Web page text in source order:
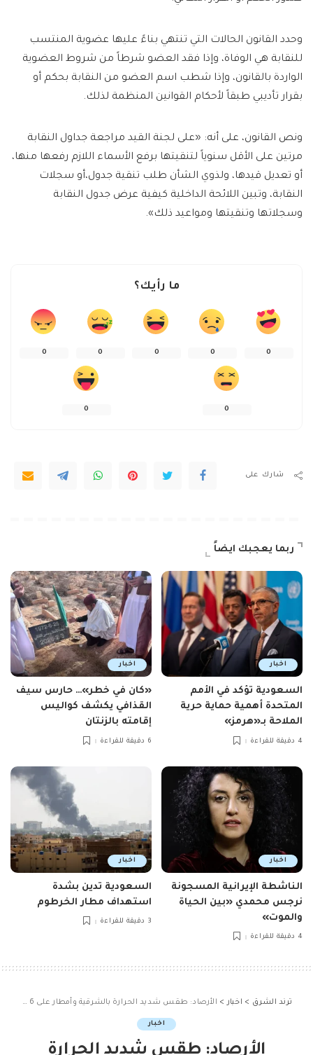
وحدد القانون الحالات التي تنتهي بناءً عليها عضوية المنتسب
للنقابة هي الوفاة، وإذا فقد العضو شرطاً من شروط العضوية
الواردة بالقانون، وإذا شطب اسم العضو من النقابة بحكم أو
بقرار تأديبي طبقاً لأحكام القوانين المنظمة لذلك.
ونص القانون، على أنه: «على لجنة القيد مراجعة جداول النقابة
مرتين على الأقل سنوياً لتنقيتها برفع الأسماء اللازم رفعها منها،
أو تعديل قيدها، ولذوي الشأن طلب تنقية جدول،أو سجلات
النقابة، وتبين اللائحة الداخلية كيفية عرض جدول النقابة
وسجلاتها وتنقيتها ومواعيد ذلك».
ما رأيك؟
0
0
0
0
0
0
0
شارك على
ربما يعجبك ايضاً
اخبار
السعودية تؤكد في الأمم
المتحدة أهمية حماية حرية
الملاحة بـ«هرمز»
4 دقيقة للقراءة
اخبار
«كان في خطر»… حارس سيف
القذافي يكشف كواليس
إقامته بالزنتان
6 دقيقة للقراءة
اخبار
الناشطة الإيرانية المسجونة
نرجس محمدي «بين الحياة
والموت»
4 دقيقة للقراءة
اخبار
السعودية تدين بشدة
استهداف مطار الخرطوم
3 دقيقة للقراءة
ترند الشرق > اخبار > الأرصاد: طقس شديد الحرارة بالشرقية وأمطار على 6 مناطق
اخبار
الأرصاد: طقس شديد الحرارة